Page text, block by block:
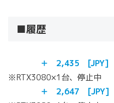
■履歴
＋ 2,435 [JPY]
※RTX3080×1台、停止中
＋ 2,647 [JPY]